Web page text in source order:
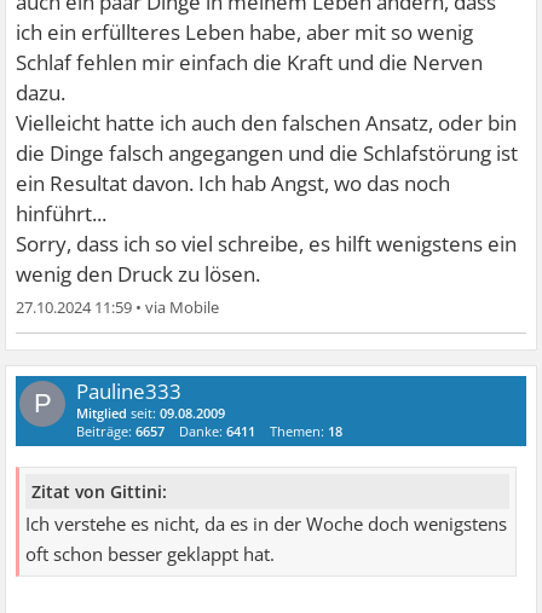
ich ein erfüllteres Leben habe, aber mit so wenig
Schlaf fehlen mir einfach die Kraft und die Nerven
dazu.
Vielleicht hatte ich auch den falschen Ansatz, oder bin
die Dinge falsch angegangen und die Schlafstörung ist
ein Resultat davon. Ich hab Angst, wo das noch
hinführt...
Sorry, dass ich so viel schreibe, es hilft wenigstens ein
wenig den Druck zu lösen.
27.10.2024 11:59 •
P Pauline333
Mitglied seit:09.08.2009
Beiträge:6657 Danke:6411 Themen: 18
Zitat von Gittini:
Ich verstehe es nicht, da es in der Woche doch wenigstens
oft schon besser geklappt hat.